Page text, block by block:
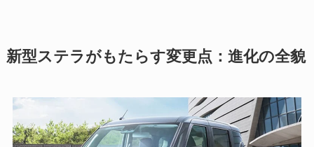
新型ステラがもたらす変更点：進化の全貌